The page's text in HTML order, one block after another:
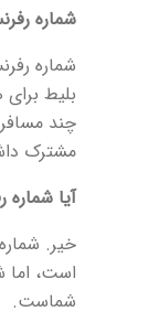
شماره
شماره
بلیط
چند
مشترک
آیا
خیر.
است، اما
شماست.